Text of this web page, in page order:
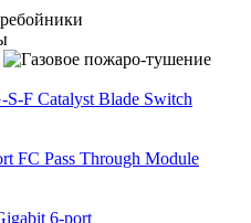
F Catalyst Blade Switch
FC Pass Through Module
6-port